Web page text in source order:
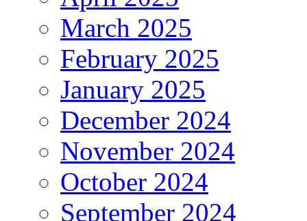
March 2025
February 2025
January 2025
December 2024
November 2024
October 2024
September 2024